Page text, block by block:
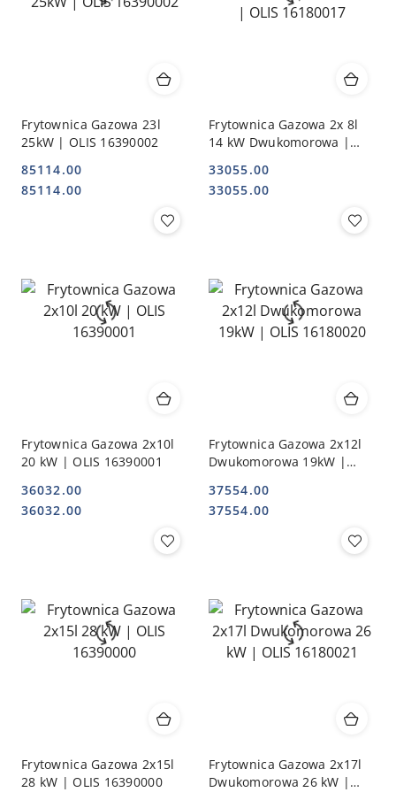
Frytownica Gazowa 23l
25kW | OLIS 16390002
Cena:
85114.00
Cena:
85114.00
Frytownica Gazowa 2x 8l
14 kW Dwukomorowa |
Cena:
33055.00
Cena:
33055.00
Frytownica Gazowa 2x10l
20 kW | OLIS 16390001
Cena:
36032.00
Cena:
36032.00
Frytownica Gazowa 2x12l
Dwukomorowa 19kW |
Cena:
37554.00
Cena:
37554.00
Frytownica Gazowa 2x15l
28 kW | OLIS 16390000
Frytownica Gazowa 2x17l
Dwukomorowa 26 kW |